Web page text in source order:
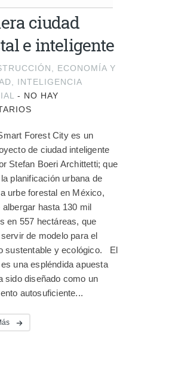
ciudad
e inteligente
ECONOMÍA Y
INTELIGENCIA
- NO HAY
Forest City es un
de ciudad inteligente
Stefan Boeri Archittetti; que
planificación urbana de
urbe forestal en México,
albergar hasta 130 mil
en 557 hectáreas, que
de modelo para el
sustentable y ecológico. El
una espléndida apuesta
sido diseñado como un
autosuficiente...